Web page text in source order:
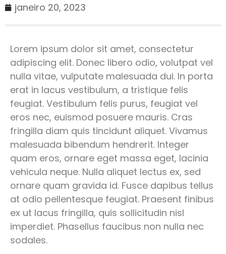
janeiro 20, 2023
Lorem ipsum dolor sit amet, consectetur
adipiscing elit. Donec libero odio, volutpat vel
nulla vitae, vulputate malesuada dui. In porta
erat in lacus vestibulum, a tristique felis
feugiat. Vestibulum felis purus, feugiat vel
eros nec, euismod posuere mauris. Cras
fringilla diam quis tincidunt aliquet. Vivamus
malesuada bibendum hendrerit. Integer
quam eros, ornare eget massa eget, lacinia
vehicula neque. Nulla aliquet lectus ex, sed
ornare quam gravida id. Fusce dapibus tellus
at odio pellentesque feugiat. Praesent finibus
ex ut lacus fringilla, quis sollicitudin nisl
imperdiet. Phasellus faucibus non nulla nec
sodales.